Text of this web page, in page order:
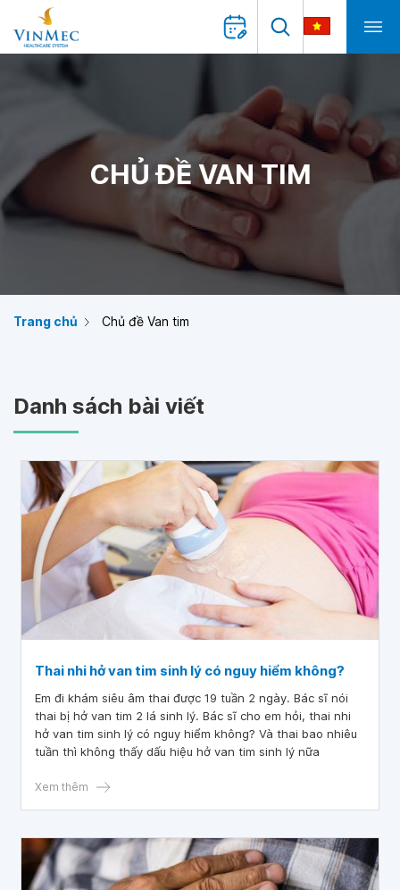
CHỦ ĐỀ VAN TIM
Trang chủ Chủ đề Van tim
Danh sách bài viết
Thai nhi hở van tim sinh lý có nguy hiểm không?
Em đi khám siêu âm thai được 19 tuần 2 ngày. Bác sĩ nói
thai bị hở van tim 2 lá sinh lý. Bác sĩ cho em hỏi, thai nhi
hở van tim sinh lý có nguy hiểm không? Và thai bao nhiêu
tuần thì không thấy dấu hiệu hở van tim sinh lý nữa
Xem thêm